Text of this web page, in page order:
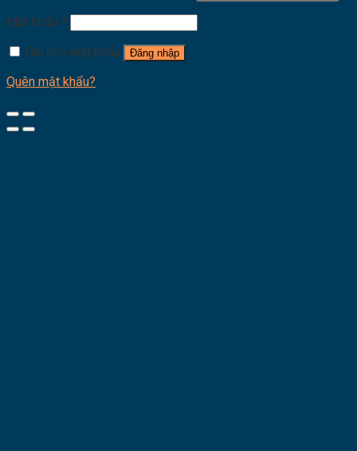
Mật khẩu *
Ghi nhớ mật khẩu
Đăng nhập
Quên mật khẩu?